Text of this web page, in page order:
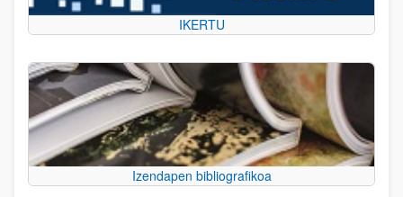
IKERTU
Izendapen bibliografikoa